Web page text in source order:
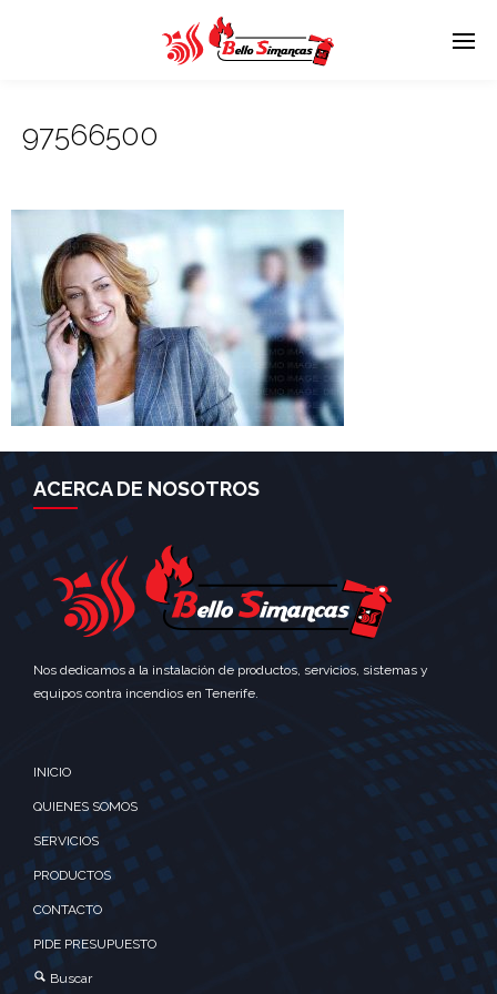
97566500
ACERCA DE NOSOTROS
Nos dedicamos a la instalación de productos, servicios, sistemas y
equipos contra incendios en Tenerife.
INICIO
QUIENES SOMOS
SERVICIOS
PRODUCTOS
CONTACTO
PIDE PRESUPUESTO
Buscar